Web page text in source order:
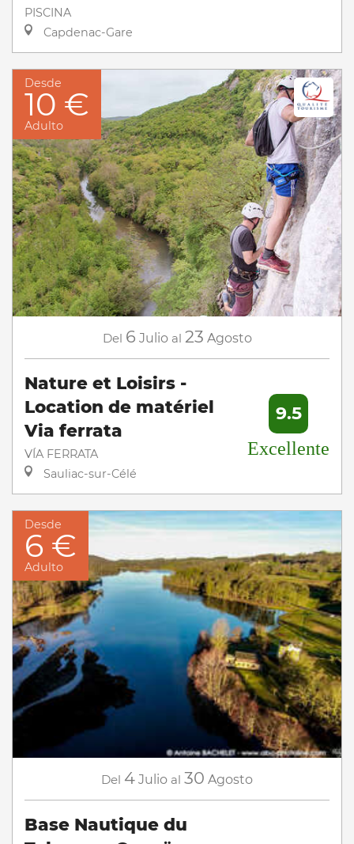
PISCINA
Capdenac-Gare
Desde
10 €
Adulto
Del 6 Julio al 23 Agosto
Nature et Loisirs -
Location de matériel
Via ferrata
VÍA FERRATA
Sauliac-sur-Célé
9.5
Excellente
Desde
6 €
Adulto
Del 4 Julio al 30 Agosto
Base Nautique du